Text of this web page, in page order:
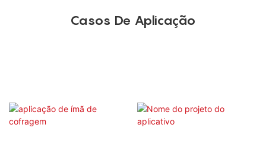
Casos De Aplicação